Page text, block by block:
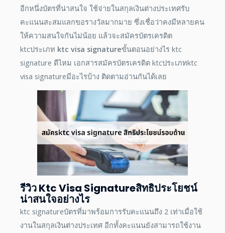
อีกหนึ่งบัตรที่น่าสนใจ ใช้จ่ายในสกุลเงินต่างประเทศรับ
คะแนนสะสมแลกขอรางวัลมากมาย ซึ่งเชื่อว่าคงมีหลายคน
ให้ความสนใจกันไม่น้อย แล้วจะสมัครบัตรเครดิต
ktcประเภท ktc visa signatureขั้นตอนอย่างไร ktc
signature ดีไหม เอกสารสมัครบัตรเครดิต ktcประเภทktc
visa signatureมีอะไรบ้าง ติดตามอ่านกันได้เลย
รีวิว Ktc Visa Signatureสิทธิประโยชน์
น่าสนใจอย่างไร
ktc signatureบัตรที่มาพร้อมการรับคะแนนถึง 2 เท่าเมื่อใช้
งานในสกุลเงินต่างประเทศ อีกทั้งคะแนนยังสามารถใช้งาน